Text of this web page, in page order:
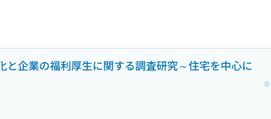
企業の福利厚生に関する調査研究～住宅を中心に